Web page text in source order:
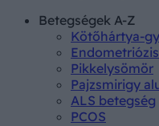
Betegségek A-Z
Kötőhártya-
Endometriózis
Pikkelysömör
Pajzsmirigy
ALS betegség
PCOS